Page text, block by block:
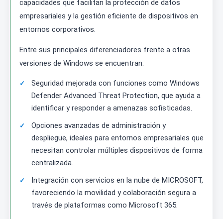
capacidades que facilitan la protección de datos
empresariales y la gestión eficiente de dispositivos en
entornos corporativos.
Entre sus principales diferenciadores frente a otras
versiones de Windows se encuentran:
Seguridad mejorada con funciones como Windows
Defender Advanced Threat Protection, que ayuda a
identificar y responder a amenazas sofisticadas.
Opciones avanzadas de administración y
despliegue, ideales para entornos empresariales que
necesitan controlar múltiples dispositivos de forma
centralizada.
Integración con servicios en la nube de MICROSOFT,
favoreciendo la movilidad y colaboración segura a
través de plataformas como Microsoft 365.